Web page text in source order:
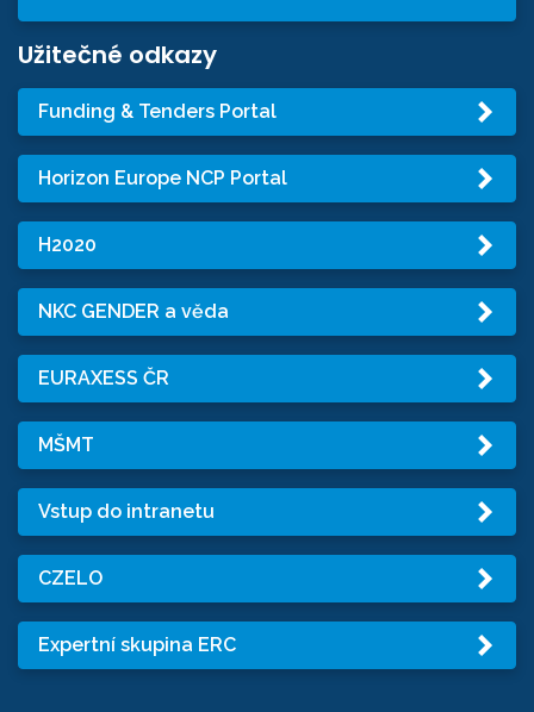
Užitečné odkazy
Funding & Tenders Portal
Horizon Europe NCP Portal
H2020
NKC GENDER a věda
EURAXESS ČR
MŠMT
Vstup do intranetu
CZELO
Expertní skupina ERC